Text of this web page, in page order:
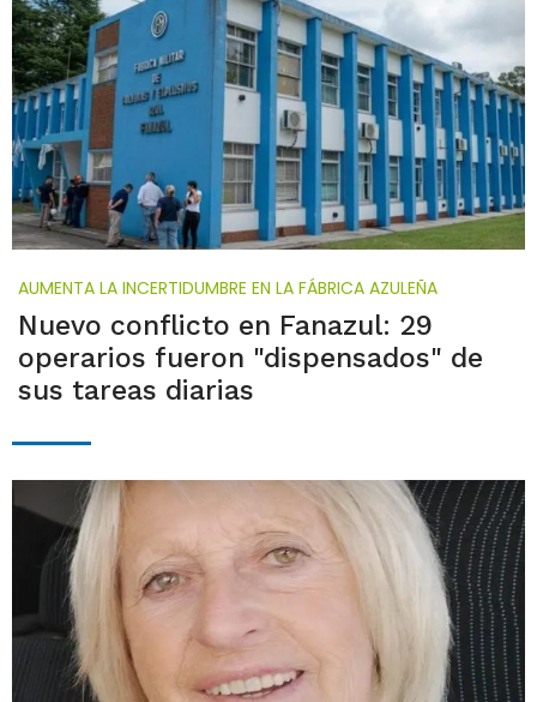
AUMENTA LA INCERTIDUMBRE EN LA FÁBRICA AZULEÑA
Nuevo conflicto en Fanazul: 29
operarios fueron "dispensados" de
sus tareas diarias